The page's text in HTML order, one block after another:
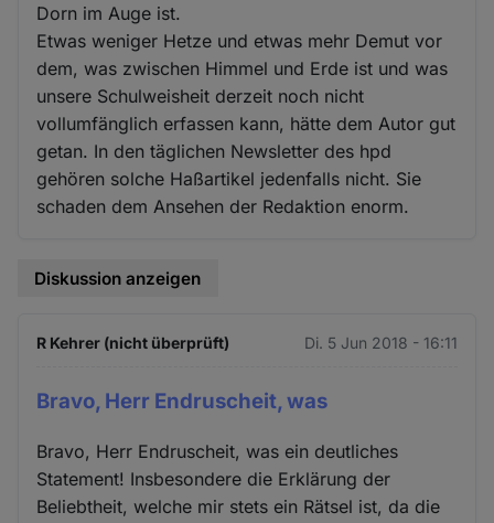
Dorn im Auge ist.
Etwas weniger Hetze und etwas mehr Demut vor
dem, was zwischen Himmel und Erde ist und was
unsere Schulweisheit derzeit noch nicht
vollumfänglich erfassen kann, hätte dem Autor gut
getan. In den täglichen Newsletter des hpd
gehören solche Haßartikel jedenfalls nicht. Sie
schaden dem Ansehen der Redaktion enorm.
Diskussion anzeigen
R Kehrer (nicht überprüft) Di. 5 Jun 2018 - 16:11
Bravo, Herr Endruscheit, was
Bravo, Herr Endruscheit, was ein deutliches
Statement! Insbesondere die Erklärung der
Beliebtheit, welche mir stets ein Rätsel ist, da die